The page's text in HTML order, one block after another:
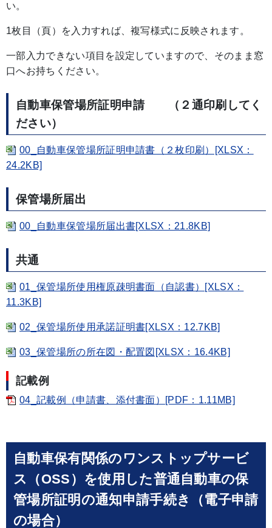
い。
1枚目（頁）を入力すれば、複写様式に反映されます。
一部入力できない項目を設定していますので、そのまま窓
口へお持ちください。
自動車保管場所証明申請 （２通印刷してく
ださい）
00_自動車保管場所証明申請書（２枚印刷）[XLSX：
24.2KB]
保管場所届出
00_自動車保管場所届出書[XLSX：21.8KB]
共通
01_保管場所使用権原疎明書面（自認書）[XLSX：
11.3KB]
02_保管場所使用承諾証明書[XLSX：12.7KB]
03_保管場所の所在図・配置図[XLSX：16.4KB]
記載例
04_記載例（申請書、添付書面）[PDF：1.11MB]
自動車保有関係のワンストップサービ
ス（OSS）を使用した普通自動車の保
管場所証明の通知申請手続き（電子申請
の場合）